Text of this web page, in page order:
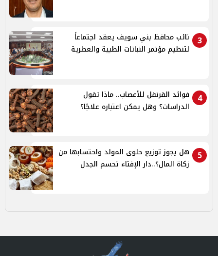
3
نائب محافظ بني سويف يعقد اجتماعاً
لتنظيم مؤتمر النباتات الطبية والعطرية
4
فوائد القرنفل للأعصاب.. ماذا تقول
الدراسات؟ وهل يمكن اعتباره علاجًا؟
5
هل يجوز توزيع حلوى المولد واحتسابها من
زكاة المال؟..دار الإفتاء تحسم الجدل